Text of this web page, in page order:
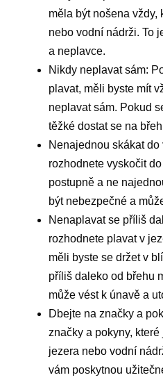
měla být nošena vždy,
nebo vodní nádrži. To
a neplavce.
Nikdy neplavat sám:
plavat, měli byste mít
neplavat sám. Pokud
těžké dostat se na
Nenajednou skákat
rozhodnete vyskočit
postupně a ne
být nebezpečné a
Nenaplavat se příliš
rozhodnete plavat v
měli byste se držet v
příliš daleko od břehu
může vést k únavě a
Dbejte na značky a
značky a pokyny,
jezera nebo vodní
vám poskytnou